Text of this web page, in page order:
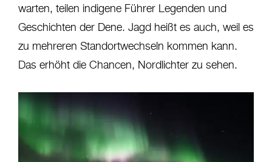
warten, teilen indigene Führer Legenden und
Geschichten der Dene. Jagd heißt es auch, weil es
zu mehreren Standortwechseln kommen kann.
Das erhöht die Chancen, Nordlichter zu sehen.